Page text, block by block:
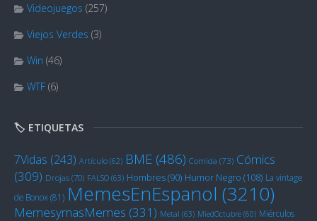
Videojuegos (257)
Viejos Verdes (3)
Win (46)
WTF (6)
🏷️ ETIQUETAS
7Vidas (243) Artículo (62) BME (486) Comida (73) Cómics
(309) Drojas (70) FALSO (63) Hombres(90) Humor Negro (108) La vintage
de Bonox(81) MemesEnEspanol (3210)
MemesymasMemes (331) Metal (63) MiedOctubre (60) Miérculos